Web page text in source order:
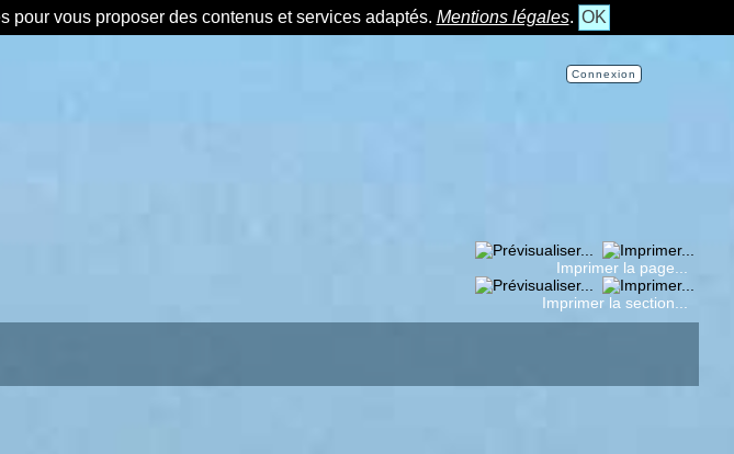
pour vous proposer des contenus et services adaptés. Mentions légales. OK
Imprimer la page...
Imprimer la section...
Connexion